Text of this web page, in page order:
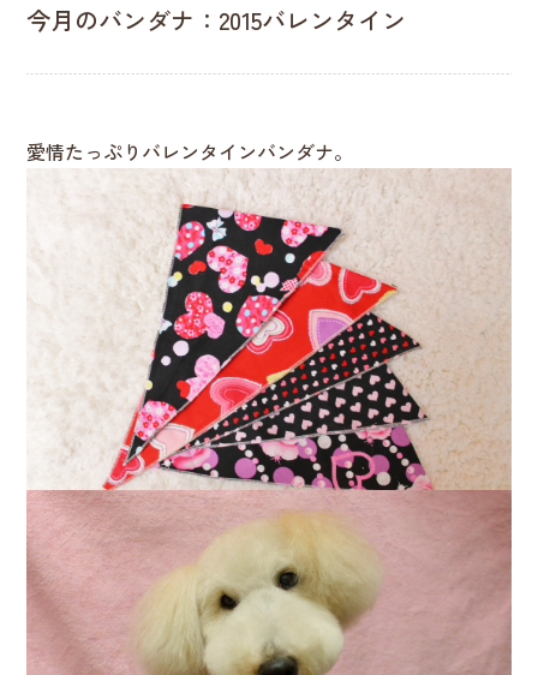
今月のバンダナ：2015バレンタイン
愛情たっぷりバレンタインバンダナ。